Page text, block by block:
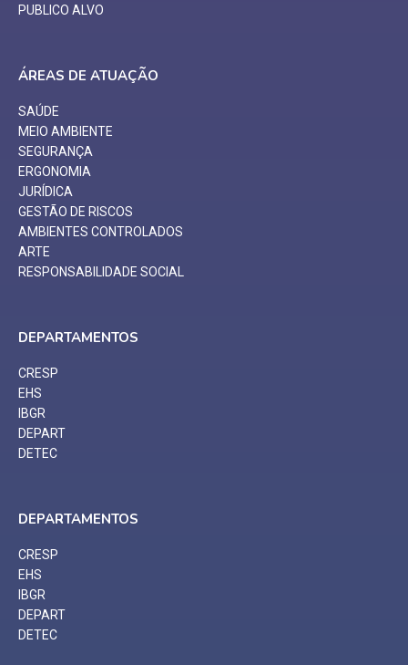
PUBLICO ALVO
ÁREAS DE ATUAÇÃO
SAÚDE
MEIO AMBIENTE
SEGURANÇA
ERGONOMIA
JURÍDICA
GESTÃO DE RISCOS
AMBIENTES CONTROLADOS
ARTE
RESPONSABILIDADE SOCIAL
DEPARTAMENTOS
CRESP
EHS
IBGR
DEPART
DETEC
DEPARTAMENTOS
CRESP
EHS
IBGR
DEPART
DETEC